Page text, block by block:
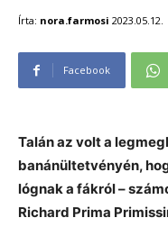
Írta: nora.farmosi 2023.05.12.
Facebook
Talán az volt a
banánültetvényén,
lógnak a fákról –
Richard Prima